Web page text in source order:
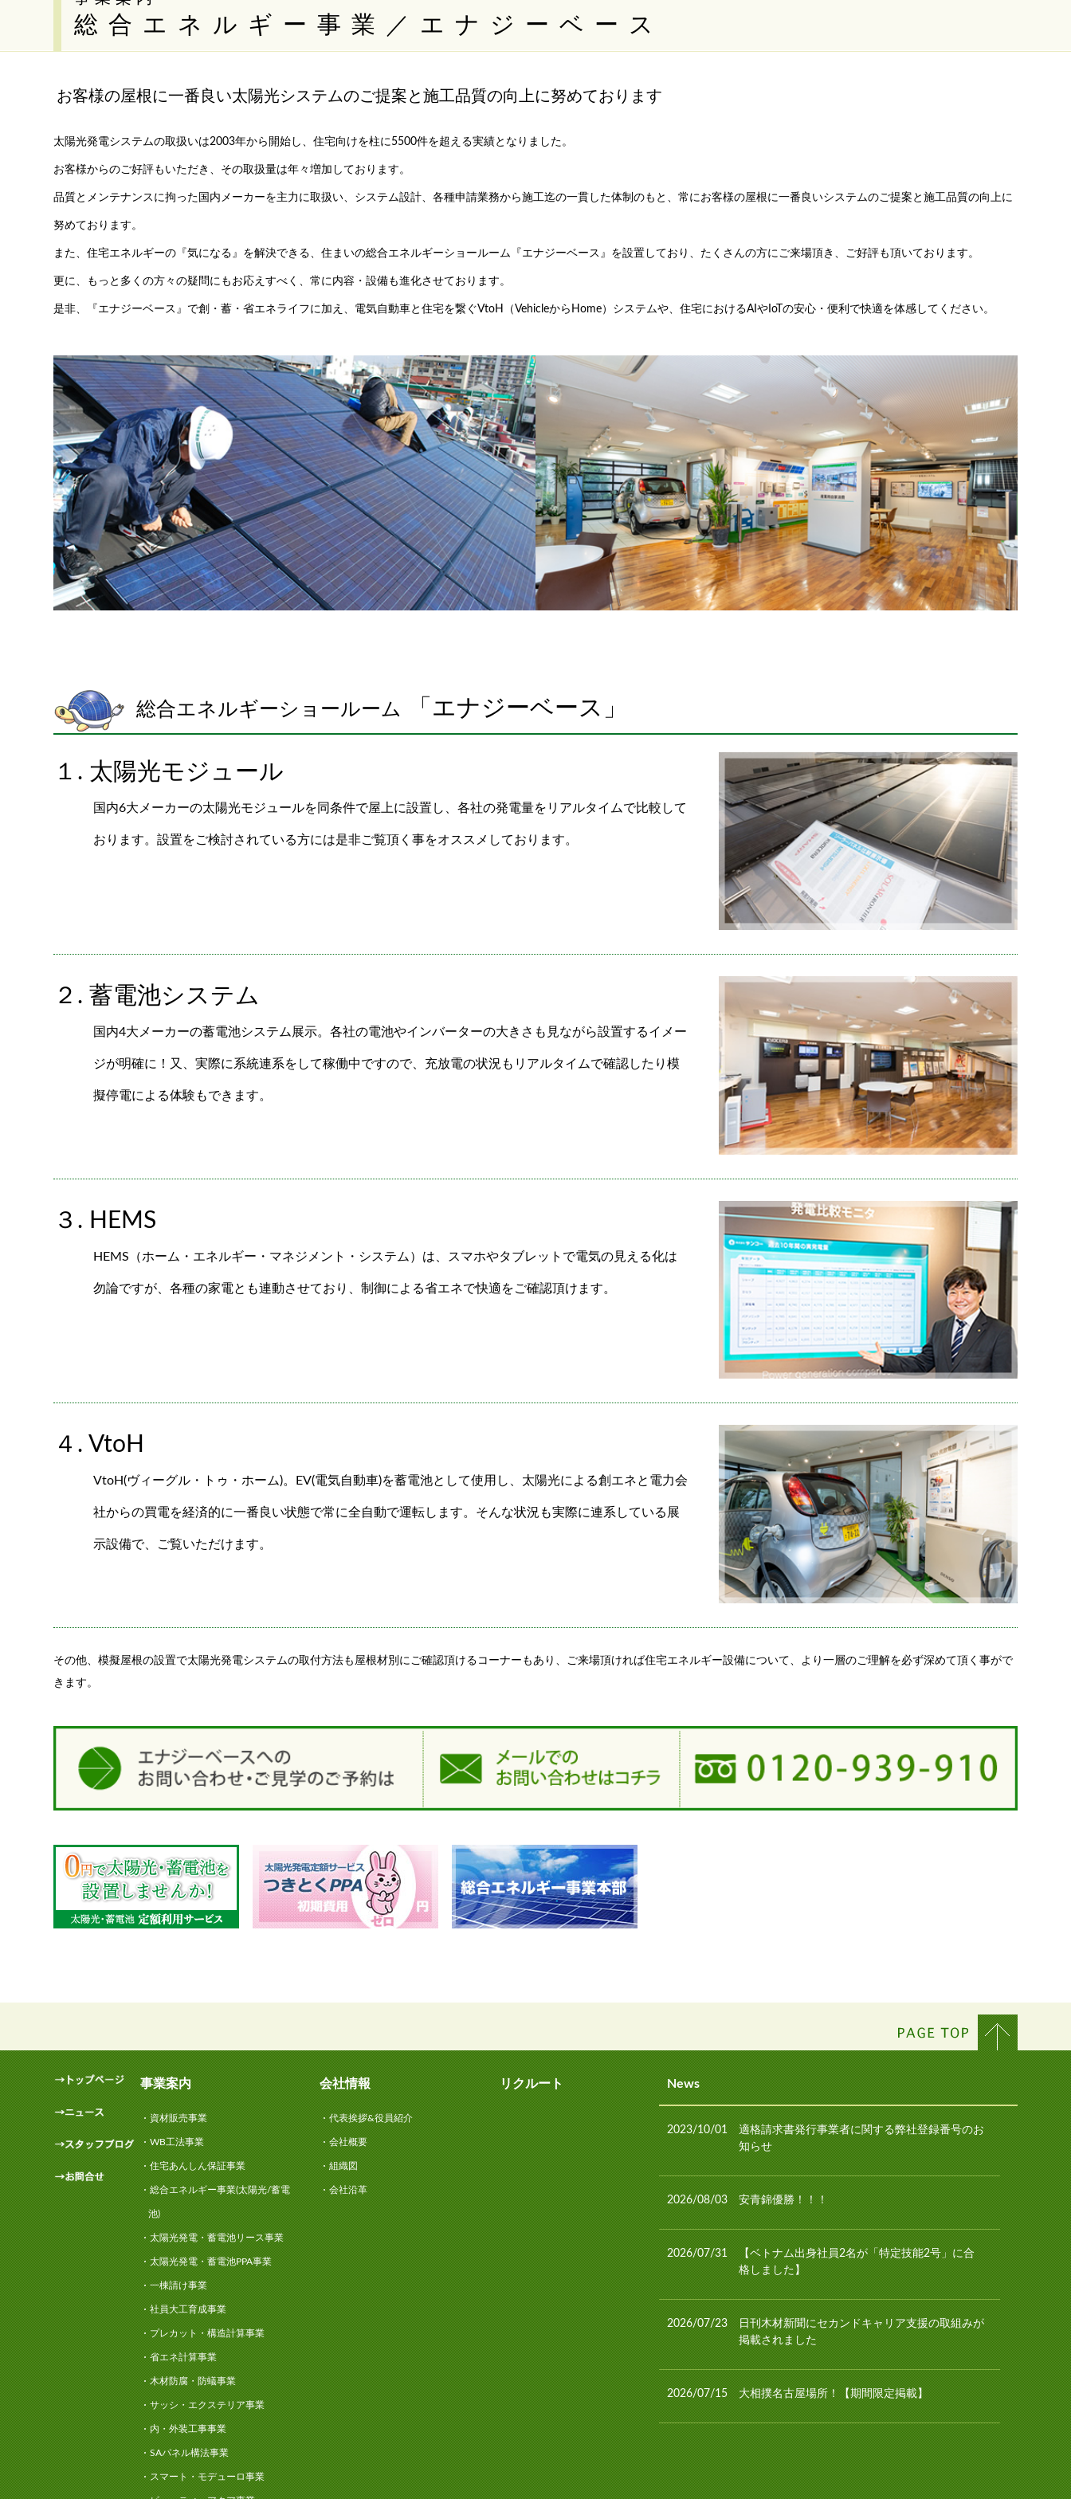
総合エネルギー事業／エナジーベース
お客様の屋根に一番良い太陽光システムのご提案と施工品質の向上に努めております
太陽光発電システムの取扱いは2003年から開始し、住宅向けを柱に5500件を超える実績となりました。
お客様からのご好評もいただき、その取扱量は年々増加しております。
品質とメンテナンスに拘った国内メーカーを主力に取扱い、システム設計、各種申請業務から施工迄の一貫した体制のもと、常にお客様の屋根に一番良いシステムのご提案と施工品質の向上に
努めております。
また、住宅エネルギーの『気になる』を解決できる、住まいの総合エネルギーショールーム『エナジーベース』を設置しており、たくさんの方にご来場頂き、ご好評も頂いております。
更に、もっと多くの方々の疑問にもお応えすべく、常に内容・設備も進化させております。
是非、『エナジーベース』で創・蓄・省エネライフに加え、電気自動車と住宅を繋ぐVtoH（VehicleからHome）システムや、住宅におけるAIやIoTの安心・便利で快適を体感してください。
総合エネルギーショールーム 「エナジーベース」
１. 太陽光モジュール
国内6大メーカーの太陽光モジュールを同条件で屋上に設置し、各社の発電量をリアルタイムで比較して
おります。設置をご検討されている方には是非ご覧頂く事をオススメしております。
２. 蓄電池システム
国内4大メーカーの蓄電池システム展示。各社の電池やインバーターの大きさも見ながら設置するイメー
ジが明確に！又、実際に系統連系をして稼働中ですので、充放電の状況もリアルタイムで確認したり模
擬停電による体験もできます。
３. HEMS
HEMS（ホーム・エネルギー・マネジメント・システム）は、スマホやタブレットで電気の見える化は
勿論ですが、各種の家電とも連動させており、制御による省エネで快適をご確認頂けます。
４. VtoH
VtoH(ヴィーグル・トゥ・ホーム)。EV(電気自動車)を蓄電池として使用し、太陽光による創エネと電力会
社からの買電を経済的に一番良い状態で常に全自動で運転します。そんな状況も実際に連系している展
示設備で、ご覧いただけます。
その他、模擬屋根の設置で太陽光発電システムの取付方法も屋根材別にご確認頂けるコーナーもあり、ご来場頂ければ住宅エネルギー設備について、より一層のご理解を必ず深めて頂く事がで
きます。
事業案内
資材販売事業
WB工法事業
住宅あんしん保証事業
総合エネルギー事業(太陽光/蓄電
池)
太陽光発電・蓄電池リース事業
太陽光発電・蓄電池PPA事業
一棟請け事業
社員大工育成事業
プレカット・構造計算事業
省エネ計算事業
木材防腐・防蟻事業
サッシ・エクステリア事業
内・外装工事事業
SAパネル構法事業
スマート・モデューロ事業
会社情報
代表挨拶&役員紹介
会社概要
組織図
会社沿革
リクルート News
2023/10/01
適格請求書発行事業者に関する弊社登録番号のお
知らせ
2026/08/03 安青錦優勝！！！
2026/07/31
【ベトナム出身社員2名が「特定技能2号」に合
格しました】
2026/07/23
日刊木材新聞にセカンドキャリア支援の取組みが
掲載されました
2026/07/15 大相撲名古屋場所！【期間限定掲載】
2026/07/13 夏季休業日のお知らせ